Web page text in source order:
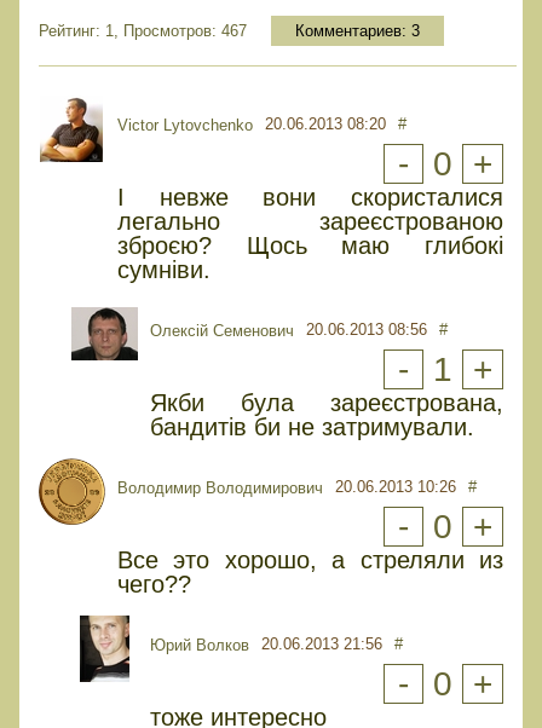
Рейтинг: 1, Просмотров: 467 Комментариев: 3
Victor Lytovchenko 20.06.2013 08:20 #
- 0 +
І невже вони скористалися
легально зареєстрованою
зброєю? Щось маю глибокі
сумніви.
Олексій Семенович 20.06.2013 08:56 #
- 1 +
Якби була зареєстрована,
бандитів би не затримували.
Володимир Володимирович 20.06.2013 10:26 #
- 0 +
Все это хорошо, а стреляли из
чего??
Юрий Волков 20.06.2013 21:56 #
- 0 +
тоже интересно